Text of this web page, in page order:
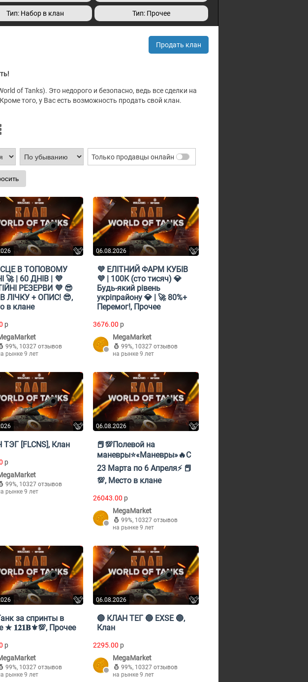
Тип: Набор в клан Тип: Прочее
Продать клан
of Tanks). Это недорого и безопасно, ведь все сделки на
того, у Вас есть возможность продать свой клан.
Только продавцы онлайн
В ТОПОВОМУ
🚀 | 60 ДНІВ | 💜
РЕЗЕРВИ 💜 😎
ЛІЧКУ + ОПИС! 😎,
в клане
p
99%, 10327 отзывов
рынке 9 лет
06.08.2026
💜 ЕЛІТНИЙ ФАРМ КУБІВ
💜 | 100К (сто тисяч) 💎
Будь-який рівень
укріпрайону 💎 | 🚀 80%+
Перемог!, Прочее
3676.00 p
MegaMarket
99%, 10327 отзывов
на рынке 9 лет
ТЭГ [FLCNS], Клан
p
99%, 10327 отзывов
рынке 9 лет
06.08.2026
📕💯Полевой на
маневры⭐«Маневры»🔥С
23 Марта по 6 Апреля⚡ 📕
💯, Место в клане
26043.00 p
MegaMarket
99%, 10327 отзывов
на рынке 9 лет
за спринты в
★ 𝟏𝟐𝟏𝐁⚜️💯, Прочее
p
99%, 10327 отзывов
рынке 9 лет
06.08.2026
🔵 КЛАН ТЕГ 🔵 EXSE 🔵,
Клан
2295.00 p
MegaMarket
99%, 10327 отзывов
на рынке 9 лет